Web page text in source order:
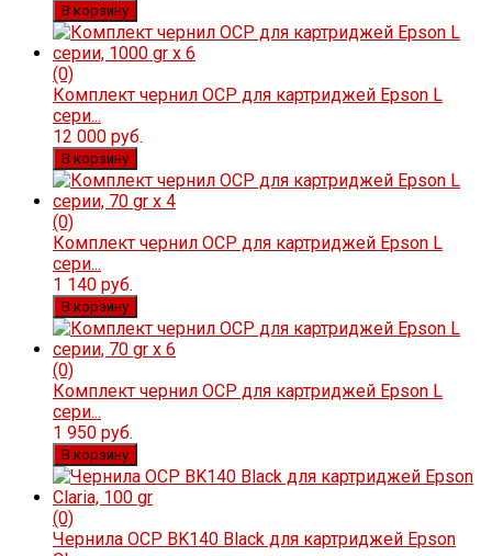
В корзину
(0)
Комплект чернил OCP для картриджей Epson L
сери...
12 000 руб.
В корзину
(0)
Комплект чернил OCP для картриджей Epson L
сери...
1 140 руб.
В корзину
(0)
Комплект чернил OCP для картриджей Epson L
сери...
1 950 руб.
В корзину
(0)
Чернила OCP BK140 Black для картриджей Epson